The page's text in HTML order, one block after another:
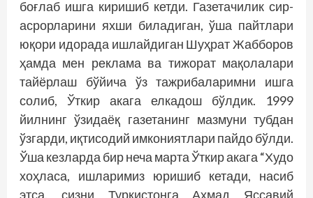
боғлаб ишга киришиб кетди. Газетачилик сир-
асрорларини яхши биладиган, ўша пайтлари
юқори идорада ишлайдиган Шуҳрат Жабборов
ҳамда мен реклама ва тижорат мақолалари
тайёрлаш бўйича ўз тажрибаларимни ишга
солиб, Ўткир акага елкадош бўлдик. 1999
йилнинг ўзидаёқ газетанинг мазмуни тубдан
ўзгарди, иқтисодий имкониятлари пайдо бўлди.
Ўша кезларда бир неча марта Ўткир акага “Худо
хоҳласа, ишларимиз юришиб кетади, насиб
этса, сизни Туркистонга Аҳмад Яссавий